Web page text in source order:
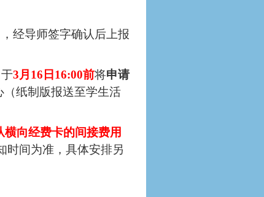
经导师签字确认后上报
于3月 16 日 16:00前将申请
（纸制版报送至学生活
横向经费卡的间接费用
时间为准，具体安排另